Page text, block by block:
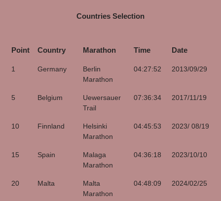
Countries Selection
Point Country Marathon Time
Date
Point
Country Marathon Time Date
1 Germany
Berlin
Marathon
04:27:52 2013/09/29
5 Belgium
Uewersauer
Trail
07:36:34 2017/11/19
10 Finnland
Helsinki
Marathon
04:45:53 2023/ 08/19
15 Spain
Malaga
Marathon
04:36:18 2023/10/10
20 Malta
Malta
Marathon
04:48:09 2024/02/25